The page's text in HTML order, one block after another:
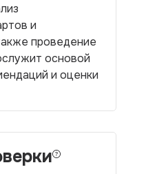
и
проведение
основой
и оценки